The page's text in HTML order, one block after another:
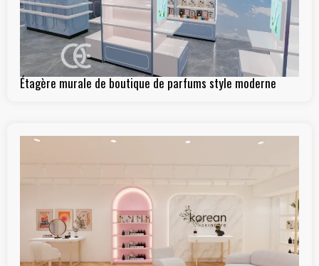
Étagère murale de boutique de parfums style moderne